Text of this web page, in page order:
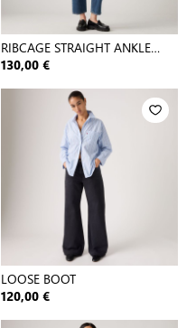
RIBCAGE STRAIGHT ANKLE
DARK INDIGO - WORN IN
130,00 €
LOOSE BOOT
120,00 €